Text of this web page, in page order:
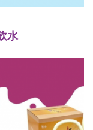
水